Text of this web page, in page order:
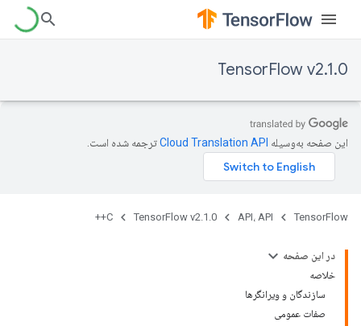
TensorFlow v2.1.0
این صفحه به‌وسیله ترجمه شده است.
TensorFlow API، API TensorFlow v2.1.0
C++
در این صفحه
خلاصه
سازندگان و ویرانگرها
صفات عمومی